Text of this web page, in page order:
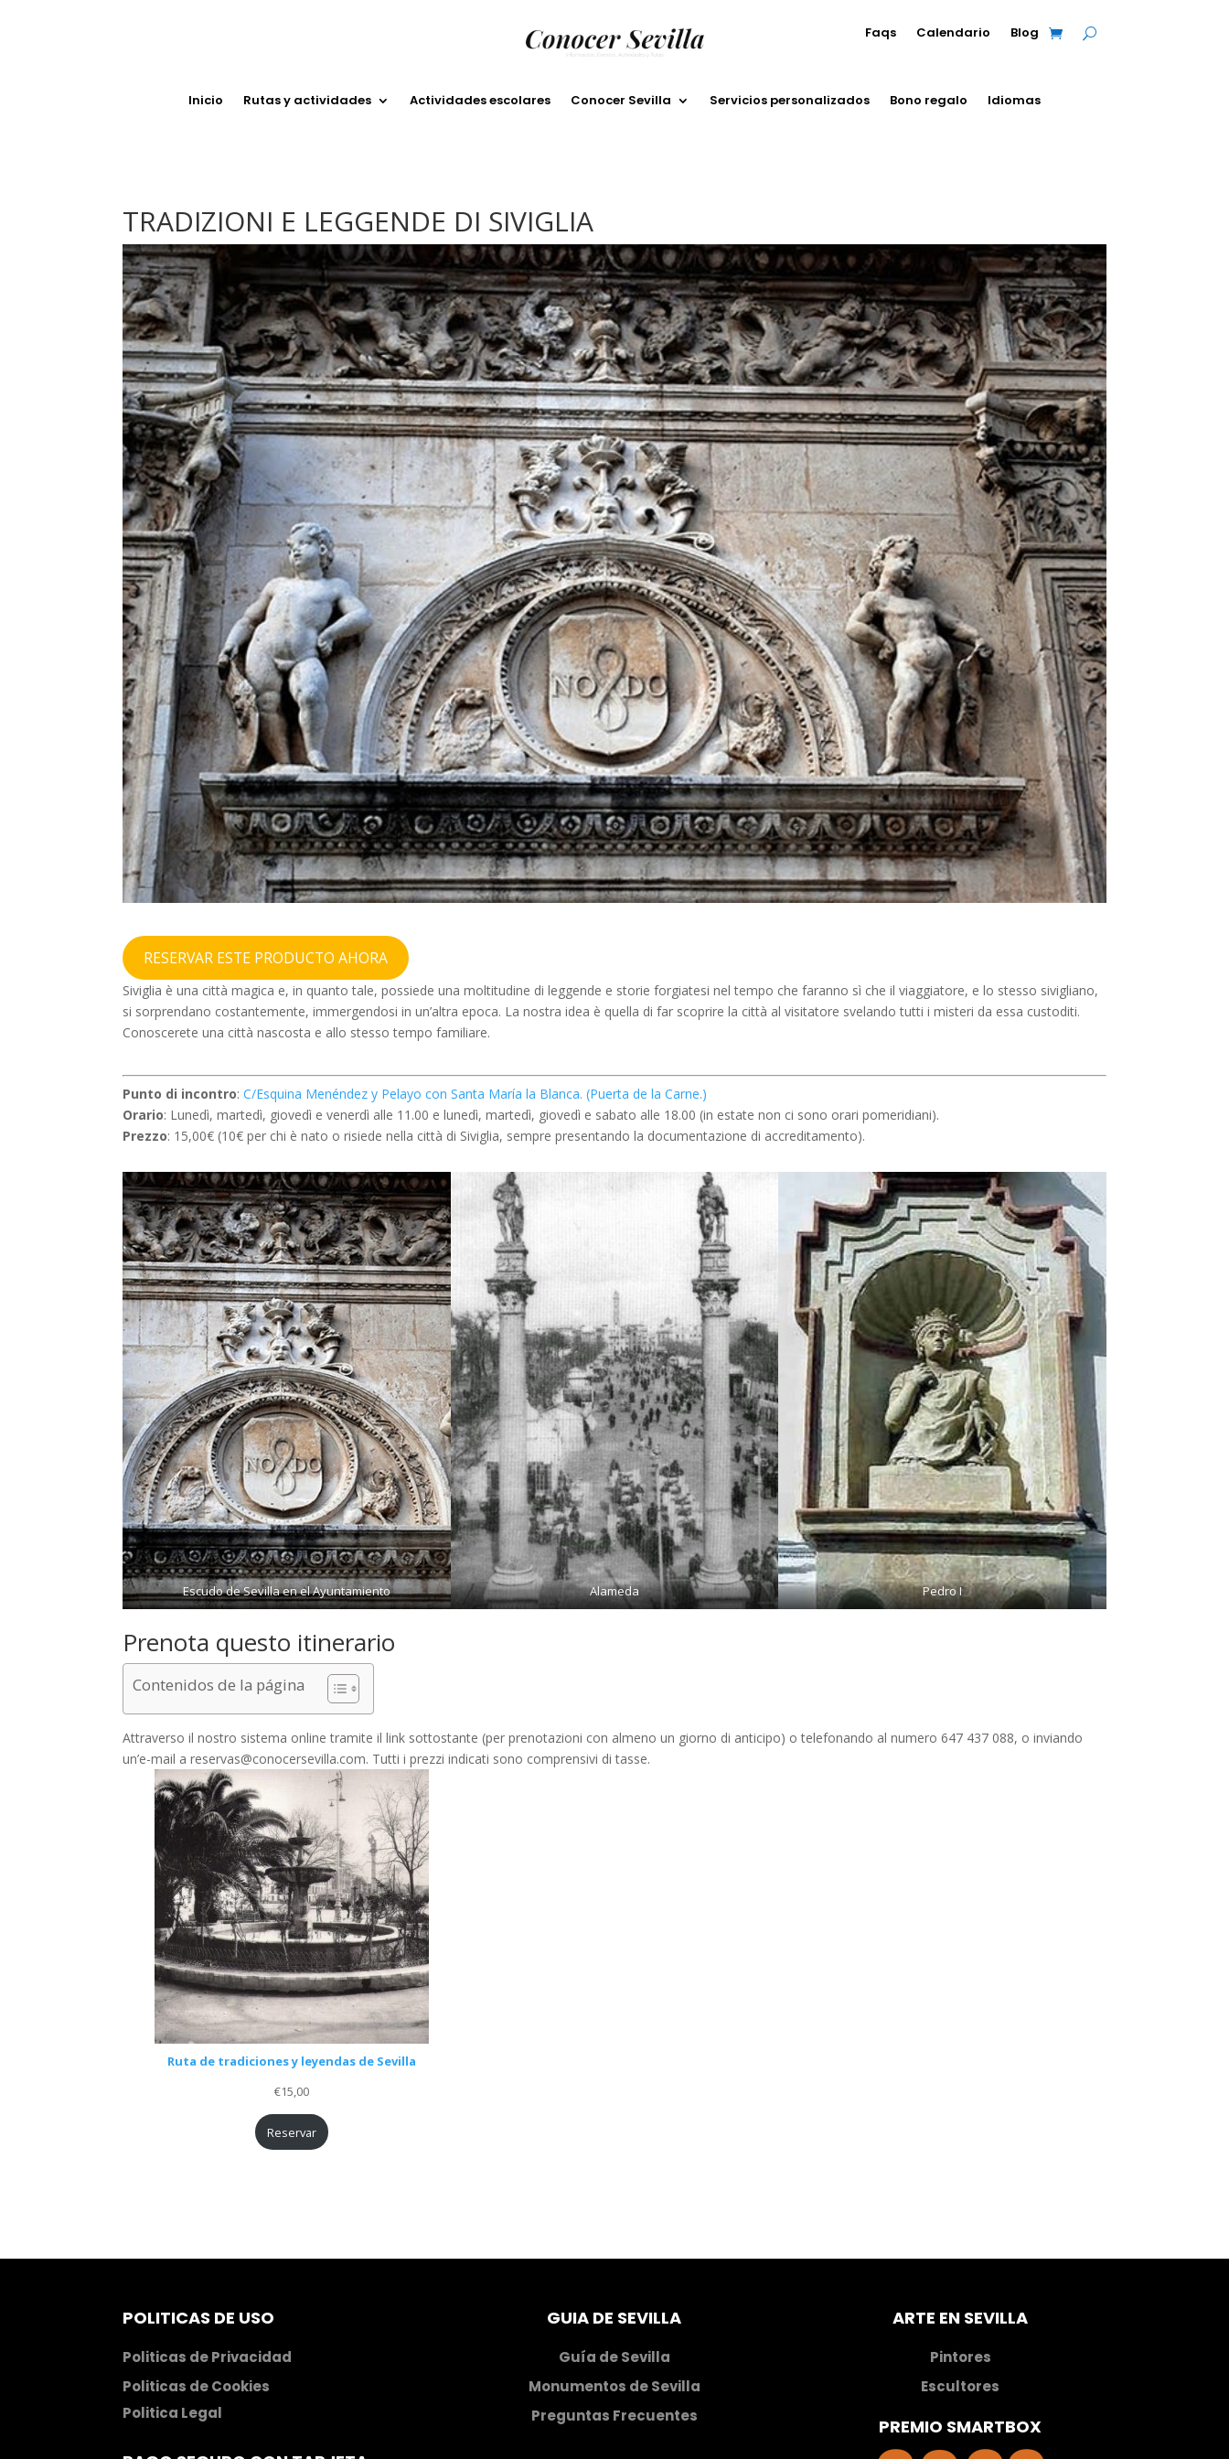
Faqs Calendario Blog
Inicio Rutas y actividades Actividades escolares Conocer Sevilla Servicios personalizados Bono regalo Idiomas
TRADIZIONI E LEGGENDE DI SIVIGLIA
RESERVAR ESTE PRODUCTO AHORA
Siviglia è una città magica e, in quanto tale, possiede una moltitudine di leggende e storie forgiatesi nel tempo che faranno sì che il viaggiatore, e lo stesso sivigliano,
si sorprendano costantemente, immergendosi in un’altra epoca. La nostra idea è quella di far scoprire la città al visitatore svelando tutti i misteri da essa custoditi.
Conoscerete una città nascosta e allo stesso tempo familiare.
Punto di incontro:C/Esquina Menéndez y Pelayo con Santa María la Blanca. (Puerta de la Carne.)
Orario: Lunedì, martedì, giovedì e venerdì alle 11.00 e lunedì, martedì, giovedì e sabato alle 18.00 (in estate non ci sono orari pomeridiani).
Prezzo: 15,00€ (10€ per chi è nato o risiede nella città di Siviglia, sempre presentando la documentazione di accreditamento).
Escudo de Sevilla en el Ayuntamiento Alameda Pedro I
Prenota questo itinerario
Contenidos de la página
Attraverso il nostro sistema online tramite il link sottostante (per prenotazioni con almeno un giorno di anticipo) o telefonando al numero 647 437 088, o inviando
un’e-mail a reservas@conocersevilla.com. Tutti i prezzi indicati sono comprensivi di tasse.
Ruta de tradiciones y leyendas de Sevilla
€15,00
Reservar
POLITICAS DE USO
Politicas de Privacidad
Politicas de Cookies
Politica Legal
GUIA DE SEVILLA
Guía de Sevilla
Monumentos de Sevilla
Preguntas Frecuentes
ARTE EN SEVILLA
Pintores
Escultores
PREMIO SMARTBOX